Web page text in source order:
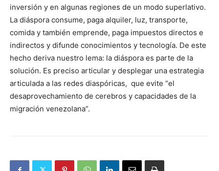
inversión y en algunas regiones de un modo superlativo.
La diáspora consume, paga alquiler, luz, transporte,
comida y también emprende, paga impuestos directos e
indirectos y difunde conocimientos y tecnología. De este
hecho deriva nuestro lema: la diáspora es parte de la
solución. Es preciso articular y desplegar una estrategia
articulada a las redes diaspóricas, que evite “el
desaprovechamiento de cerebros y capacidades de la
migración venezolana”.